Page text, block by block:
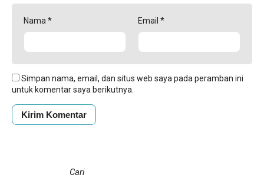
Nama * Email *
Simpan nama, email, dan situs web saya pada peramban ini
untuk komentar saya berikutnya.
Cari